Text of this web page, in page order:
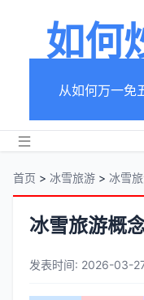
如何
从如何万一免
首页 > 冰雪旅游 > 冰雪
冰雪旅游概
发表时间: 2026-03-